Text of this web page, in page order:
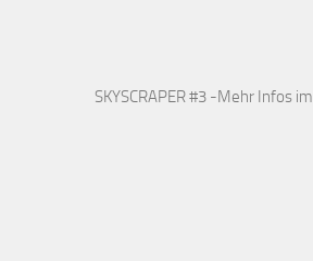
SKYSCRAPER #3 -Mehr Infos im